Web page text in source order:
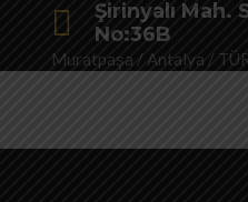
Şirinyalı Mah.
No:36B
Muratpaşa / Antalya /